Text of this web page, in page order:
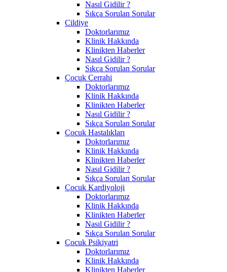
Nasıl Gidilir ?
Sıkça Sorulan Sorular
Cildiye
Doktorlarımız
Klinik Hakkında
Klinikten Haberler
Nasıl Gidilir ?
Sıkça Sorulan Sorular
Çocuk Cerrahi
Doktorlarımız
Klinik Hakkında
Klinikten Haberler
Nasıl Gidilir ?
Sıkça Sorulan Sorular
Çocuk Hastalıkları
Doktorlarımız
Klinik Hakkında
Klinikten Haberler
Nasıl Gidilir ?
Sıkça Sorulan Sorular
Çocuk Kardiyoloji
Doktorlarımız
Klinik Hakkında
Klinikten Haberler
Nasıl Gidilir ?
Sıkça Sorulan Sorular
Çocuk Psikiyatri
Doktorlarımız
Klinik Hakkında
Klinikten Haberler